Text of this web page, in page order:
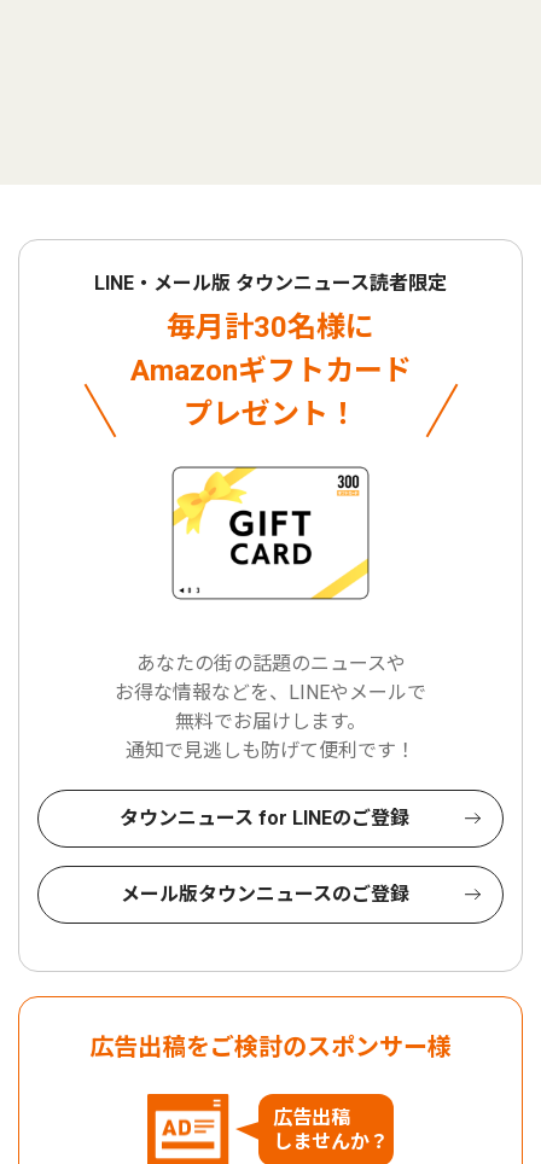
LINE・メール版 タウンニュース読者限定
毎月計30名様に
Amazonギフトカード
プレゼント！
あなたの街の話題のニュースや
お得な情報などを、LINEやメールで
無料でお届けします。
通知で見逃しも防げて便利です！
タウンニュース for LINEのご登録
メール版タウンニュースのご登録
広告出稿をご検討のスポンサー様
広告出稿
しませんか？